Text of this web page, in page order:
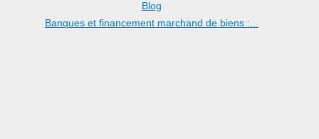
Blog
Banques et financement marchand de biens :...